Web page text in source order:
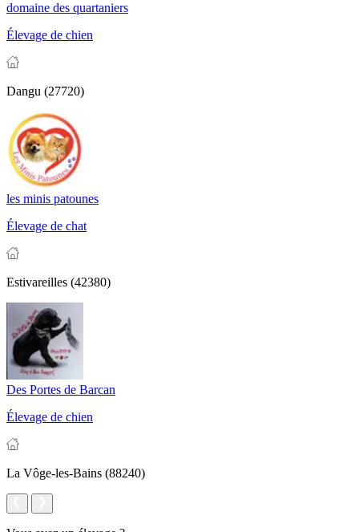
domaine des quartaniers
Élevage de chien
Dangu (27720)
les minis patounes
Élevage de chat
Estivareilles (42380)
Des Portes de Barcan
Élevage de chien
La Vôge-les-Bains (88240)